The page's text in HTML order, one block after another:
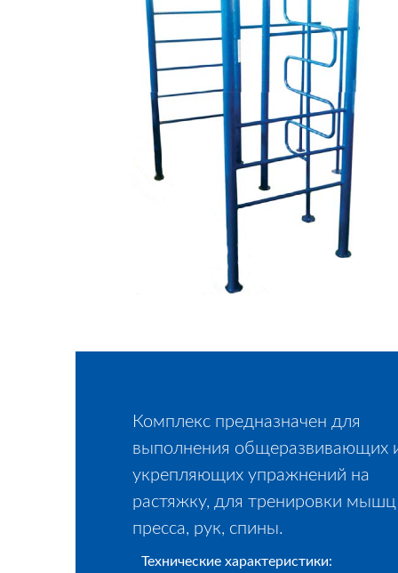
Комплекс предназначен для
выполнения общеразвивающих
укрепляющих упражнений на
растяжку, для тренировки мышц
пресса, рук, спины.
Технические характеристики: